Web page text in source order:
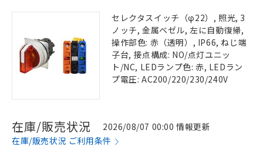
セレクタスイッチ（φ22）, 照光, 3
ノッチ, 金属ベゼル, 左に自動復帰,
操作部色: 赤（透明）, IP66, ねじ端
子台, 接点構成: NO/点灯ユニッ
ト/NC, LEDランプ色: 赤, LEDラン
プ電圧: AC200/220/230/240V
在庫/販売状況
2026/08/07 00:00 情報更新
在庫/販売状況 ご利用条件